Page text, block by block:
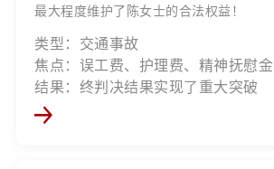
最大程度维护了陈女士的合法权益！
类型：交通事故
焦点：误工费、护理费、精神抚慰金
结果：终判决结果实现了重大突破